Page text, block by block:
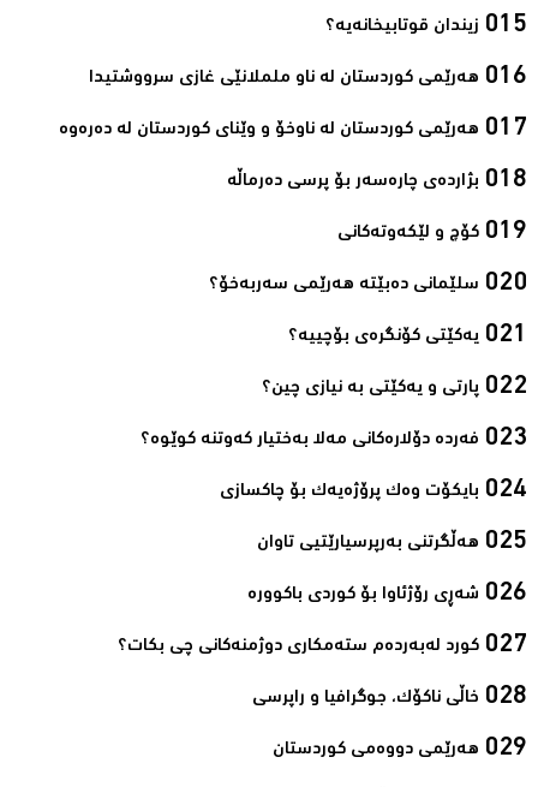
زیندان قوتابیخانه‌یه‌؟‌
هه‌رێمی كوردستان له‌ ناو ململانێی غازی سرووشتیدا‌
هه‌رێمی كوردستان له‌ ناوخۆ و وێنای كوردستان له‌ ده‌ره‌وه‌
بژارده‌ی چاره‌سه‌ر بۆ پرسی ده‌رماڵه‌‌
كۆچ و لێكه‌وته‌كانی‌
سلێمانی ده‌بێته‌ هه‌رێمی سه‌ربه‌خۆ؟‌
یەکێتی کۆنگرەی بۆچییە؟‌
پارتی و یه‌كێتی به‌ نیازی چین؟‌
فەردە دۆلارەکانی مەلا بەختیار کەوتنە کوێوە؟‌
بایكۆت وەك پرۆژەیەك بۆ چاكسازی‌
هه‌ڵگرتنى به‌رپرسیارێتیى تاوان‌
شەڕی رۆژئاوا بۆ كوردی باكوورە‌
كورد له‌به‌رده‌م سته‌مكاری دوژمنه‌كانی چی بكات؟‌
خاڵی ناكۆك، جوگرافیا و راپرسی‌
هەرێمی دووەمی كوردستان‌